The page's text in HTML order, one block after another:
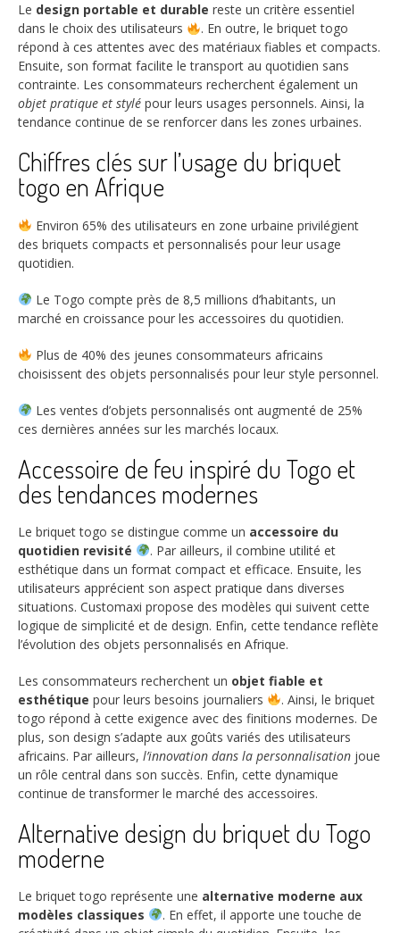
Le design portable et durable reste un critère essentiel
dans le choix des utilisateurs
. En outre, le briquet togo
répond à ces attentes avec des matériaux fiables et compacts.
Ensuite, son format facilite le transport au quotidien sans
contrainte. Les consommateurs recherchent également un
objet pratique et stylé pour leurs usages personnels. Ainsi, la
tendance continue de se renforcer dans les zones urbaines.
Chiffres clés sur l’usage du briquet
togo en Afrique
Environ 65% des utilisateurs en zone urbaine privilégient
des briquets compacts et personnalisés pour leur usage
quotidien.
Le Togo compte près de 8,5 millions d’habitants, un
marché en croissance pour les accessoires du quotidien.
Plus de 40% des jeunes consommateurs africains
choisissent des objets personnalisés pour leur style personnel.
Les ventes d’objets personnalisés ont augmenté de 25%
ces dernières années sur les marchés locaux.
Accessoire de feu inspiré du Togo et
des tendances modernes
Le briquet togo se distingue comme un accessoire du
quotidien revisité
. Par ailleurs, il combine utilité et
esthétique dans un format compact et efficace. Ensuite, les
utilisateurs apprécient son aspect pratique dans diverses
situations. Customaxi propose des modèles qui suivent cette
logique de simplicité et de design. Enfin, cette tendance reflète
l’évolution des objets personnalisés en Afrique.
Les consommateurs recherchent un objet fiable et
esthétique pour leurs besoins journaliers
. Ainsi, le briquet
togo répond à cette exigence avec des finitions modernes. De
plus, son design s’adapte aux goûts variés des utilisateurs
africains. Par ailleurs, l’innovation dans la personnalisation joue
un rôle central dans son succès. Enfin, cette dynamique
continue de transformer le marché des accessoires.
Alternative design du briquet du Togo
moderne
Le briquet togo représente une alternative moderne aux
modèles classiques
. En effet, il apporte une touche de